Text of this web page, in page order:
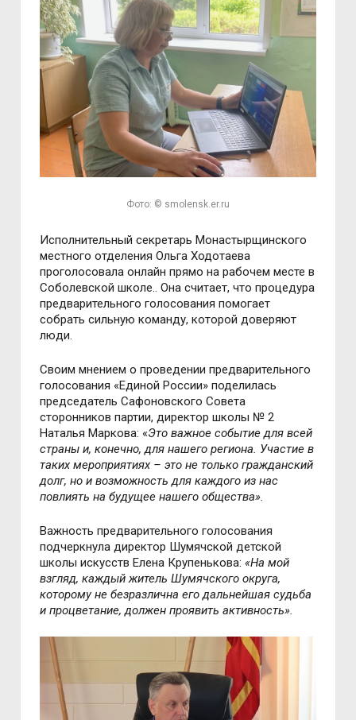
Фото: © smolensk.er.ru
Исполнительный секретарь Монастырщинского
местного отделения Ольга Ходотаева
проголосовала онлайн прямо на рабочем месте в
Соболевской школе.. Она считает, что процедура
предварительного голосования помогает
собрать сильную команду, которой доверяют
люди.
Своим мнением о проведении предварительного
голосования «Единой России» поделилась
председатель Сафоновского Совета
сторонников партии, директор школы № 2
Наталья Маркова: «Это важное событие для всей
страны и, конечно, для нашего региона. Участие в
таких мероприятиях – это не только гражданский
долг, но и возможность для каждого из нас
повлиять на будущее нашего общества».
Важность предварительного голосования
подчеркнула директор Шумячской детской
школы искусств Елена Крупенькова:«На мой
взгляд, каждый житель Шумячского округа,
которому не безразлична его дальнейшая судьба
и процветание, должен проявить активность».